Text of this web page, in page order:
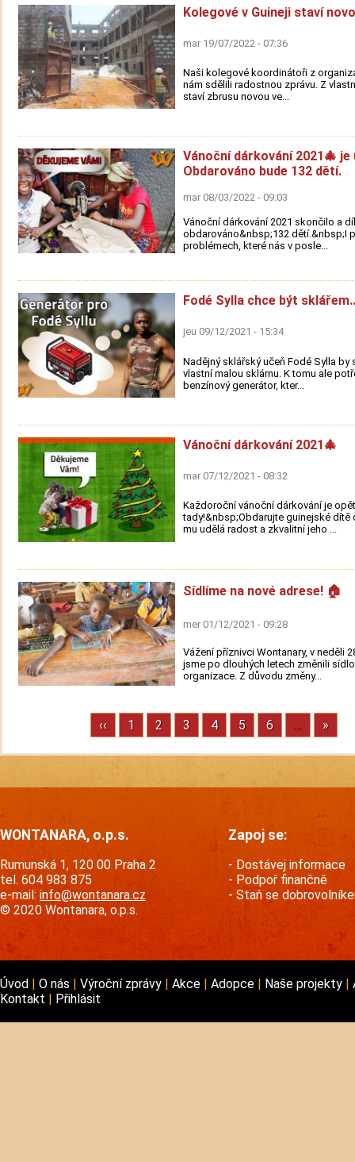
Kolegové v Guineji staví
mar 19/07/2022 - 07:36
Naši kolegové koordinátoři z
nám sdělili radostnou zprávu. Z
staví zbrusu novou ve...
Vánoční dárkování 2021🎄 je
Obdarováno bude 132 dětí.
mar 08/03/2022 - 09:03
Vánoční dárkování 2021 skončilo a
obdarováno&nbsp;132 dětí.&nbsp;I
problémech, které nás v posle...
Fodé Sylla chce být
jeu 09/12/2021 - 15:34
Nadějný sklářský učeň Fodé Sylla by
vlastní malou sklárnu. K tomu ale
benzínový generátor, kter...
Vánoční dárkování 2021🎄
mar 07/12/2021 - 08:32
Každoroční vánoční dárkování je opět
tady!&nbsp;Obdarujte guinejské dítě
mu udělá radost a zkvalitní jeho ...
Sídlíme na nové adrese! 🏠
mer 01/12/2021 - 09:28
Vážení příznivci Wontanary, v neděli
jsme po dlouhých letech změnili
organizace. Z důvodu změny...
Previous
page
‹‹ Stránka
1 Stránka
2 Stránka
3 Stránka
4 Stránka
5 Stránka
6 …
Next
page
»
WONTANARA, o.p.s.
Rumunská 1, 120 00 Praha 2
tel. 604 983 875
e-mail: info@wontanara.cz
© 2020 Wontanara, o.p.s.
Zapoj se:
Dostávej informace
Podpoř finančně
Staň se
Úvod O nás Výroční zprávy Akce Adopce Naše projekty
Kontakt
Přihlásit